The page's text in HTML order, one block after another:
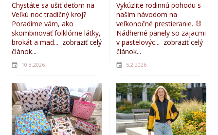
Chystáte sa ušiť deťom na
Veľkú noc tradičný kroj?
Poradíme vám, ako
skombinovať folklórne látky,
brokát a mad... zobraziť celý
článok...
10.3.2026
Vykúzlite rodinnú pohodu s
naším návodom na
veľkonočné prestieranie. 🐰
Nádherné panely so zajacmi
v pastelovýc... zobraziť celý
článok...
5.2.2026